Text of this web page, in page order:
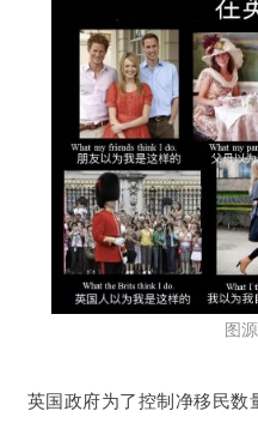
图
英国政府为了控制净移民数